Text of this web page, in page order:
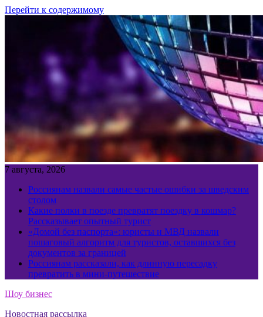
Перейти к содержимому
7 августа, 2026
Россиянам назвали самые частые ошибки за шведским
столом
Какие полки в поезде превратят поездку в кошмар?
Рассказывает опытный турист
«Домой без паспорта»: юристы и МВД назвали
пошаговый алгоритм для туристов, оставшихся без
документов за границей
Россиянам рассказали, как длинную пересадку
превратить в мини-путешествие
Шоу бизнес
Новостная рассылка